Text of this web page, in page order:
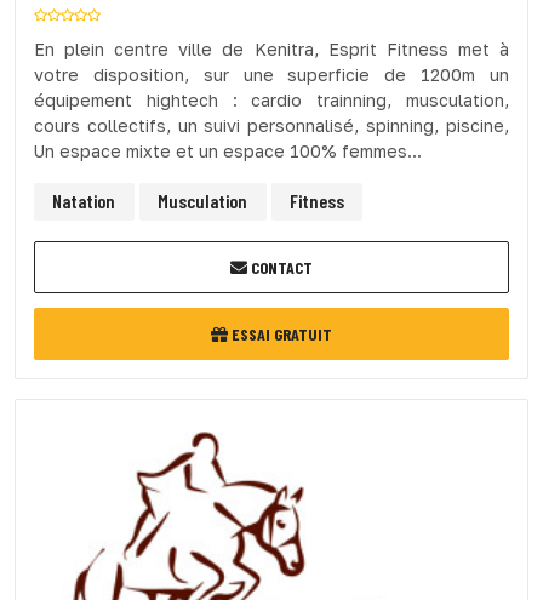
En plein centre ville de Kenitra, Esprit Fitness met à
votre disposition, sur une superficie de 1200m un
équipement hightech : cardio trainning, musculation,
cours collectifs, un suivi personnalisé, spinning, piscine,
Un espace mixte et un espace 100% femmes...
Natation Musculation Fitness
CONTACT
ESSAI GRATUIT